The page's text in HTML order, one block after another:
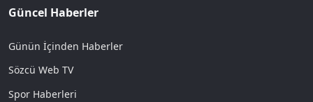
Güncel Haberler
Günün İçinden Haberler
Sözcü Web TV
Spor Haberleri